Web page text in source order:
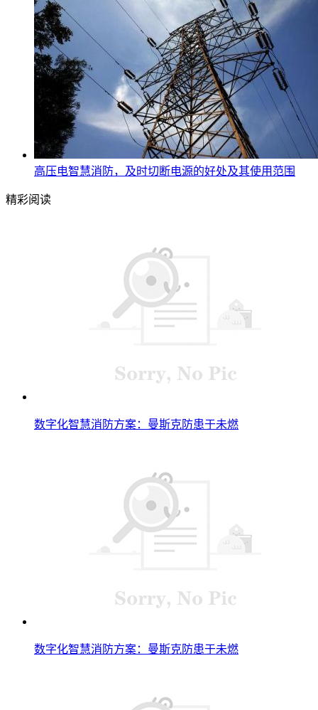
高压电智慧消防，及时切断电源的好处及其使用范围
精彩阅读
数字化智慧消防方案：曼斯克防患于未燃
数字化智慧消防方案：曼斯克防患于未燃